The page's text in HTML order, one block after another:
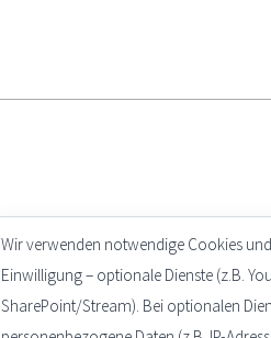
Wir verwenden notwendige Cookies
Einwilligung – optionale Dienste (z.B.
SharePoint/Stream). Bei optionalen